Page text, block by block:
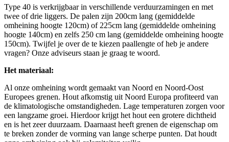
Type 40 is verkrijgbaar in verschillende verduurzamingen en met
twee of drie liggers. De palen zijn 200cm lang (gemiddelde
omheining hoogte 120cm) of 225cm lang (gemiddelde omheining
hoogte 140cm) en zelfs 250 cm lang (gemiddelde omheining hoogte
150cm). Twijfel je over de te kiezen paallengte of heb je andere
vragen? Onze adviseurs staan je graag te woord.
Het materiaal:
Al onze omheining wordt gemaakt van Noord en Noord-Oost
Europees grenen. Hout afkomstig uit Noord Europa profiteerd van
de klimatologische omstandigheden. Lage temperaturen zorgen voor
een langzame groei. Hierdoor krijgt het hout een grotere dichtheid
en is het zeer duurzaam. Daarnaast heeft grenen de eigenschap om
te breken zonder de vorming van lange scherpe punten. Dat houdt